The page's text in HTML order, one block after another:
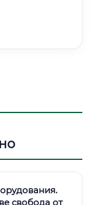
свобода от